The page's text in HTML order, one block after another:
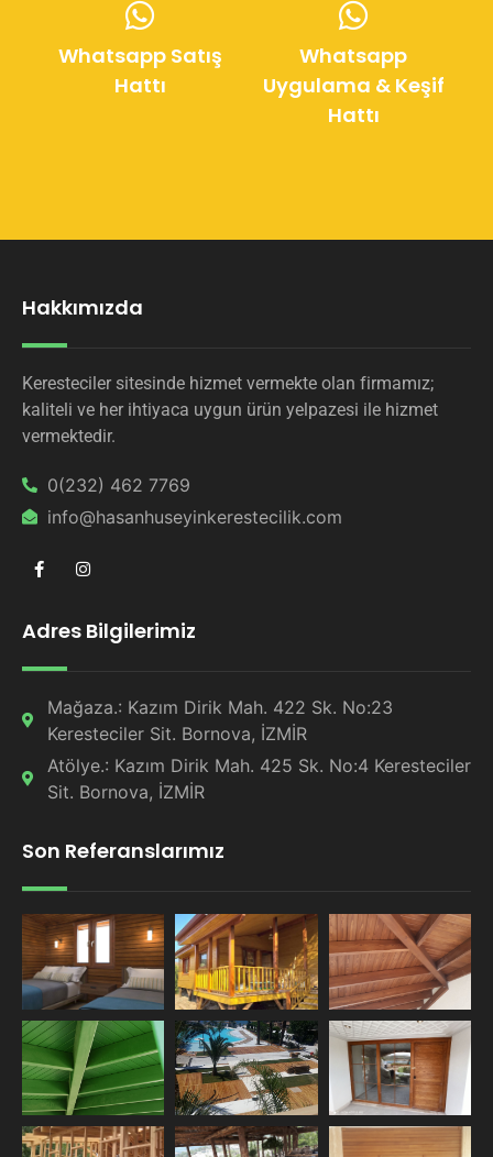
Whatsapp Satış
Hattı
Whatsapp
Uygulama & Keşif
Hattı
Hakkımızda
Keresteciler sitesinde hizmet vermekte olan firmamız;
kaliteli ve her ihtiyaca uygun ürün yelpazesi ile hizmet
vermektedir.
0(232) 462 7769
info@hasanhuseyinkerestecilik.com
Adres Bilgilerimiz
Mağaza.: Kazım Dirik Mah. 422 Sk. No:23
Keresteciler Sit. Bornova, İZMİR
Atölye.: Kazım Dirik Mah. 425 Sk. No:4 Keresteciler
Sit. Bornova, İZMİR
Son Referanslarımız